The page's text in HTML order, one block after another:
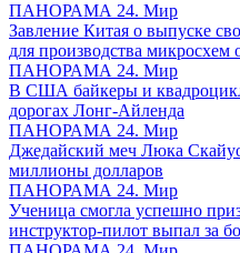
ПАНОРАМА 24. Мир
Завление Китая о выпуске
для производства
ПАНОРАМА 24. Мир
В США байкеры и
дорогах Лонг-Айленда
ПАНОРАМА 24. Мир
Джедайский меч Люка
миллионы долларов
ПАНОРАМА 24. Мир
Ученица смогла успешно
инструктор-пилот выпал за